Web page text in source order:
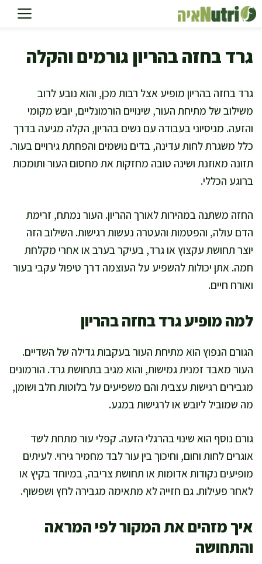
לדלג
לתוכן
גרד בחזה בהריון גורמים והקלה
גרד בחזה בהריון מופיע אצל רבות מכן, והוא נובע לרוב
משילוב של מתיחת העור, שינויים הורמונליים, יובש מקומי
והזעה. מניסיוני בעבודה עם נשים בהריון, הקלה מגיעה בדרך
כלל משגרת לחות עדינה, בדים נושמים והפחתת גירויים בעור.
תזונה מאוזנת ושינה טובה מחזקות את מחסום העור ותומכות
ברוגע הכללי.
החזה משתנה במהירות לאורך ההריון. העור נמתח, זרימת
הדם עולה, והפטמות והעטרה נעשות רגישות. השילוב הזה
יוצר תחושת עקצוץ או גרד, בעיקר בערב או אחרי מקלחת
חמה. אתן יכולות להשפיע על העוצמה דרך טיפול עקבי בעור
ואורח חיים.
למה מופיע גרד בחזה בהריון
הגורם הנפוץ הוא מתיחת העור בעקבות גדילה של השדיים.
העור מאבד זמנית גמישות, והוא מגיב בתחושת גרד. הורמונים
מגבירים רגישות עצבית והם משפיעים על בלוטות חלב ושומן,
מה שמוביל ליובש או לרגישות במגע.
גורם נוסף הוא שינוי בהרגלי הזעה. קפלי עור מתחת לשד
אוגרים לחות וחום, וחיכוך בין עור לבד מחמיר גירוי. לעיתים
מופיעים נקודות אדומות או תחושת צריבה, במיוחד בקיץ או
לאחר פעילות. גם חזייה לא מתאימה מגבירה לחץ ושפשוף.
איך מזהים את המקור לפי המראה
והתחושה